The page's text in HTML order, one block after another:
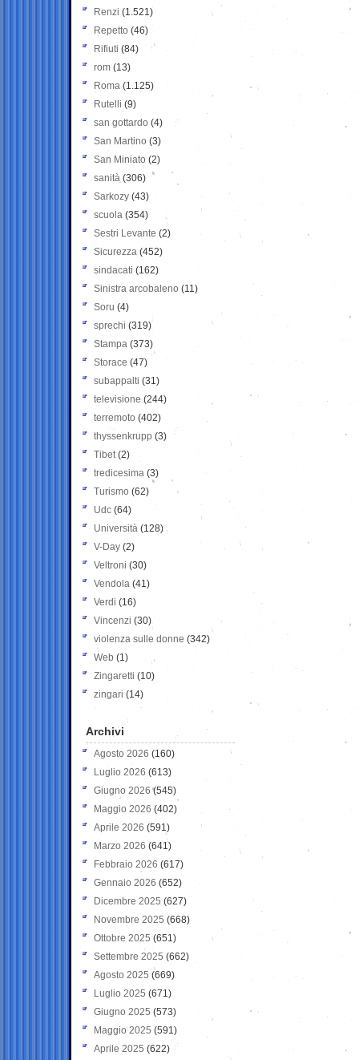
Renzi (1.521)
Repetto (46)
Rifiuti (84)
rom (13)
Roma (1.125)
Rutelli (9)
san gottardo (4)
San Martino (3)
San Miniato (2)
sanità (306)
Sarkozy (43)
scuola (354)
Sestri Levante (2)
Sicurezza (452)
sindacati (162)
Sinistra arcobaleno (11)
Soru (4)
sprechi (319)
Stampa (373)
Storace (47)
subappalti (31)
televisione(244)
terremoto (402)
thyssenkrupp (3)
Tibet(2)
tredicesima (3)
Turismo (62)
Udc (64)
Università (128)
V-Day (2)
Veltroni (30)
Vendola (41)
Verdi (16)
Vincenzi (30)
violenza sulle donne (342)
Web (1)
Zingaretti (10)
zingari (14)
Archivi
Agosto 2026 (160)
Luglio 2026 (613)
Giugno 2026 (545)
Maggio 2026 (402)
Aprile 2026 (591)
Marzo 2026 (641)
Febbraio 2026 (617)
Gennaio 2026 (652)
Dicembre 2025 (627)
Novembre 2025 (668)
Ottobre 2025 (651)
Settembre 2025 (662)
Agosto 2025 (669)
Luglio 2025 (671)
Giugno 2025 (573)
Maggio 2025 (591)
Aprile 2025 (622)